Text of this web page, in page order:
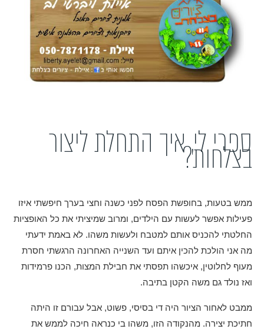
ספרי לי, איך התחלת ליצור
בצלחות?
ממש בטעות, בחופשת הפסח לפני כשנה וחצי בערך חיפשתי איזו
פעילות אפשר לעשות עם הילדים, ומרוב שמיציתי את כל האופציות
החלטתי להכניס אותם למטבח ולעשות משהו. לא באמת ידעתי
מה אני הולכת להכין איתם ועד השנייה האחרונה הרגשתי חסרת
מעוף לחלוטין, איכשהו תפסתי את חבילת המצות, הכנו פרמידות
ואז נולד גם משה הקטן בתיבה.
ממבט לאחור הציור היה די בסיסי, פשוט, אבל עבורם זו היתה
חתיכת יצירה. מהנקודה הזו, משהו בי כנראה חיכה לממש את